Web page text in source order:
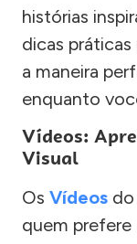
histórias
dicas práticas
a maneira
enquanto
Vídeos:
Visual
Os Vídeos do
quem prefere